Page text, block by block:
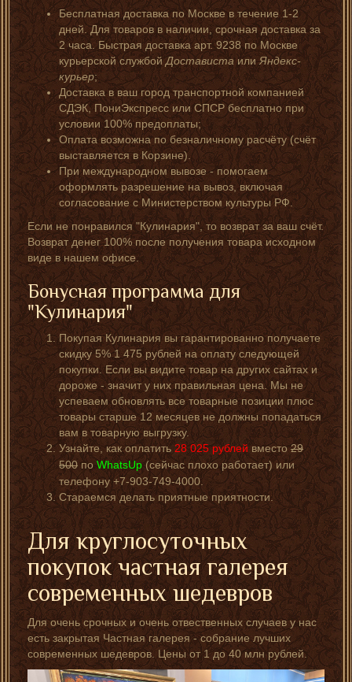
Бесплатная доставка по Москве в течение 1-2
дней. Для товаров в наличии, срочная доставка за
2 часа. Быстрая доставка арт. 9238 по Москве
курьерской службойДостависта илиЯндекс-
курьер;
Доставка в ваш город транспортной компанией
СДЭК, ПониЭкспресс или СПСР бесплатно при
условии 100% предоплаты;
Оплата возможна по безналичному расчёту (счёт
выставляется в Корзине).
При международном вывозе - помогаем
оформлять разрешение на вывоз, включая
согласование с Министерством культуры РФ.
Если не понравился "Кулинария", то возврат за ваш счёт.
Возврат денег 100% после получения товара исходном
виде в нашем офисе.
Бонусная программа для
"Кулинария"
Покупая Кулинария вы гарантированно получаете
скидку 5% 1 475 рублей на оплату следующей
покупки. Если вы видите товар на других сайтах и
дороже - значит у них правильная цена. Мы не
успеваем обновлять все товарные позиции плюс
товары старше 12 месяцев не должны попадаться
вам в товарную выгрузку.
Узнайте, как оплатить28 025 рублейвместо29
500 по WhatsUp (сейчас плохо работает) или
телефону +7-903-749-4000.
Стараемся делать приятные приятности.
Для круглосуточных
покупок частная галерея
современных шедевров
Для очень срочных и очень отвественных случаев у нас
есть закрытая Частная галерея - собрание лучших
современных шедевров. Цены от 1 до 40 млн рублей.